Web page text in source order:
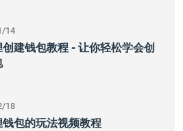
14
建钱包教程 - 让你轻松学会创
18
包的玩法视频教程